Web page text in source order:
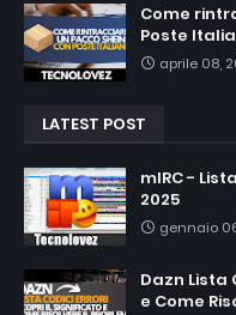
Come
Poste
aprile 08,
LATEST POST
mIRC -
2025
gennaio
Dazn Lista
e Come